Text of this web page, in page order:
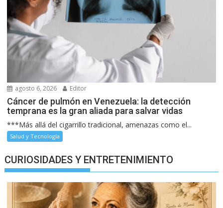
agosto 6, 2026 Editor
Cáncer de pulmón en Venezuela: la detección
temprana es la gran aliada para salvar vidas
***Más allá del cigarrillo tradicional, amenazas como el...
Salud y Tecnología
CURIOSIDADES Y ENTRETENIMIENTO